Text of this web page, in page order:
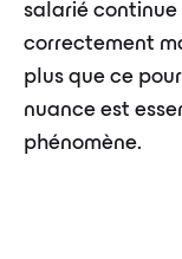
salarié continue
correctement
plus que ce
nuance est
phénomène.